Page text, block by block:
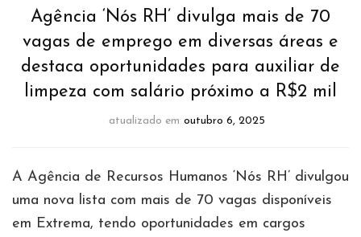
Agência ‘Nós RH’ divulga mais de 70
vagas de emprego em diversas áreas e
destaca oportunidades para auxiliar de
limpeza com salário próximo a R$2 mil
atualizado em outubro 6, 2025
A Agência de Recursos Humanos ‘Nós RH’ divulgou
uma nova lista com mais de 70 vagas disponíveis
em Extrema, tendo oportunidades em cargos